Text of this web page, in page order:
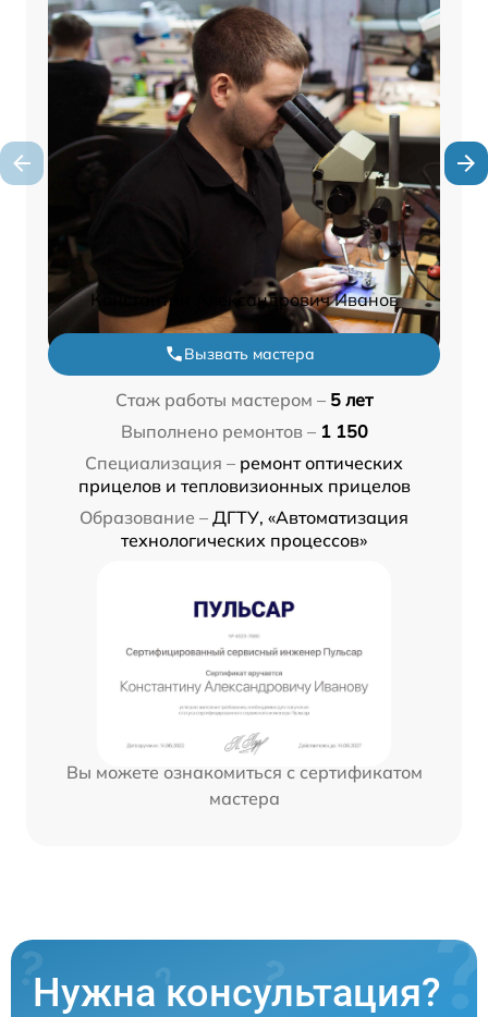
Константин Александрович Иванов
Вызвать мастера
Стаж работы мастером – 5 лет
Выполнено ремонтов – 1 150
Специализация – ремонт оптических
прицелов и тепловизионных прицелов
Образование – ДГТУ, «Автоматизация
технологических процессов»
Вы можете ознакомиться с сертификатом
мастера
Нужна консультация?